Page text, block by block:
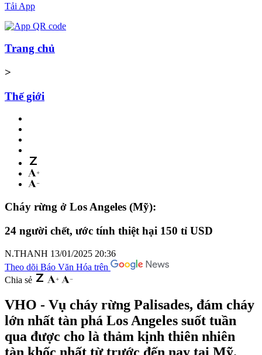
Tải App
Trang chủ
>
Thế giới
Cháy rừng ở Los Angeles (Mỹ):
24 người chết, ước tính thiệt hại 150 tỉ USD
N.THANH 13/01/2025 20:36
Theo dõi Báo Văn Hóa trên
Chia sẻ
VHO - Vụ cháy rừng Palisades, đám cháy
lớn nhất tàn phá Los Angeles suốt tuần
qua được cho là thảm kịnh thiên nhiên
tàn khốc nhất từ trước đến nay tại Mỹ.